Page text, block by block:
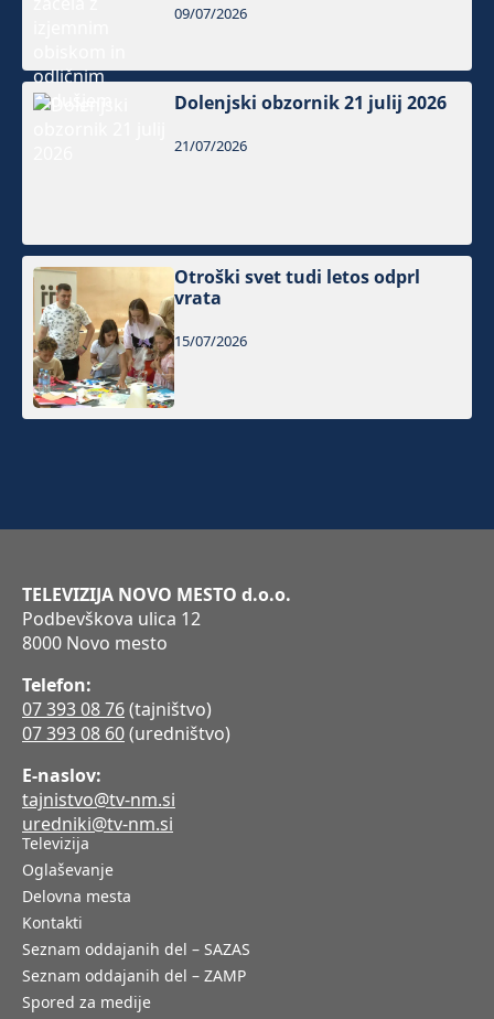
09/07/2026
Dolenjski obzornik 21 julij 2026
21/07/2026
Otroški svet tudi letos odprl
vrata
15/07/2026
TELEVIZIJA NOVO MESTO d.o.o.
Podbevškova ulica 12
8000 Novo mesto
Telefon:
07 393 08 76(tajništvo)
07 393 08 60(uredništvo)
E-naslov:
tajnistvo@tv-nm.si
uredniki@tv-nm.si
Televizija
Oglaševanje
Delovna mesta
Kontakti
Seznam oddajanih del – SAZAS
Seznam oddajanih del – ZAMP
Spored za medije